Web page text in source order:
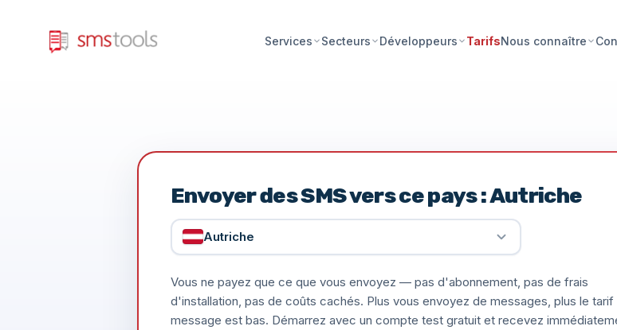
Services Secteurs Développeurs TarifsNous connaître
Envoyer des SMS vers ce pays : Autriche
Autriche
Vous ne payez que ce que vous envoyez — pas d'abonnement, pas de frais
d'installation, pas de coûts cachés. Plus vous envoyez de messages, plus le tarif
message est bas. Démarrez avec un compte test gratuit et recevez